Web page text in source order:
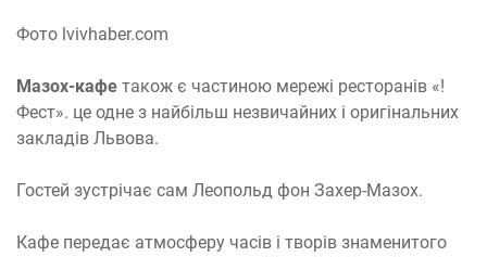
Фото lvivhaber.com
Мазох-кафе також є частиною мережі ресторанів «!
Фест». це одне з найбільш незвичайних і оригінальних
закладів Львова.
Гостей зустрічає сам Леопольд фон Захер-Мазох.
Кафе передає атмосферу часів і творів знаменитого